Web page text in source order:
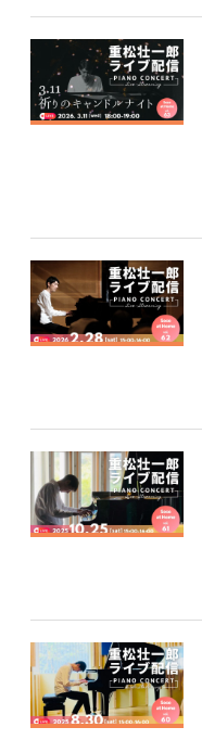
お問い合わせ